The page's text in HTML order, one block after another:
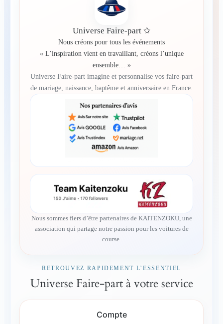
Universe Faire-part ✩
Nous créons pour tous les événements
« L’inspiration vient en travaillant, créons l’unique
ensemble… »
Universe Faire-part imagine et personnalise vos faire-part
de mariage, naissance, baptême et anniversaire en France.
Nous sommes fiers d’être partenaires de KAITENZOKU, une
association qui partage notre passion pour les voitures de
course.
RETROUVEZ RAPIDEMENT L’ESSENTIEL
Universe Faire-part à votre service
Compte